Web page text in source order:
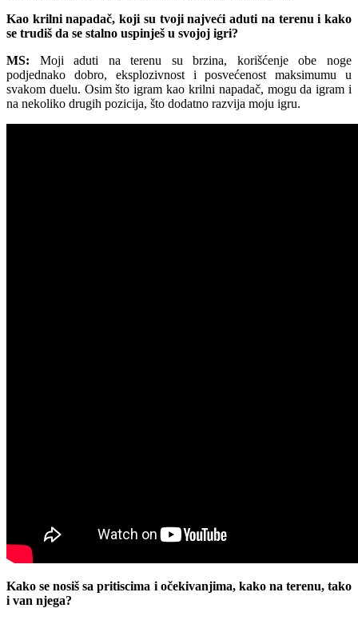
Kao krilni napadač, koji su tvoji najveći aduti na terenu i kako
se trudiš da se stalno uspinješ u svojoj igri?
MS: Moji aduti na terenu su brzina, korišćenje obe noge
podjednako dobro, eksplozivnost i posvećenost maksimumu u
svakom duelu. Osim što igram kao krilni napadač, mogu da igram i
na nekoliko drugih pozicija, što dodatno razvija moju igru.
Kako se nosiš sa pritiscima i očekivanjima, kako na terenu, tako
i van njega?